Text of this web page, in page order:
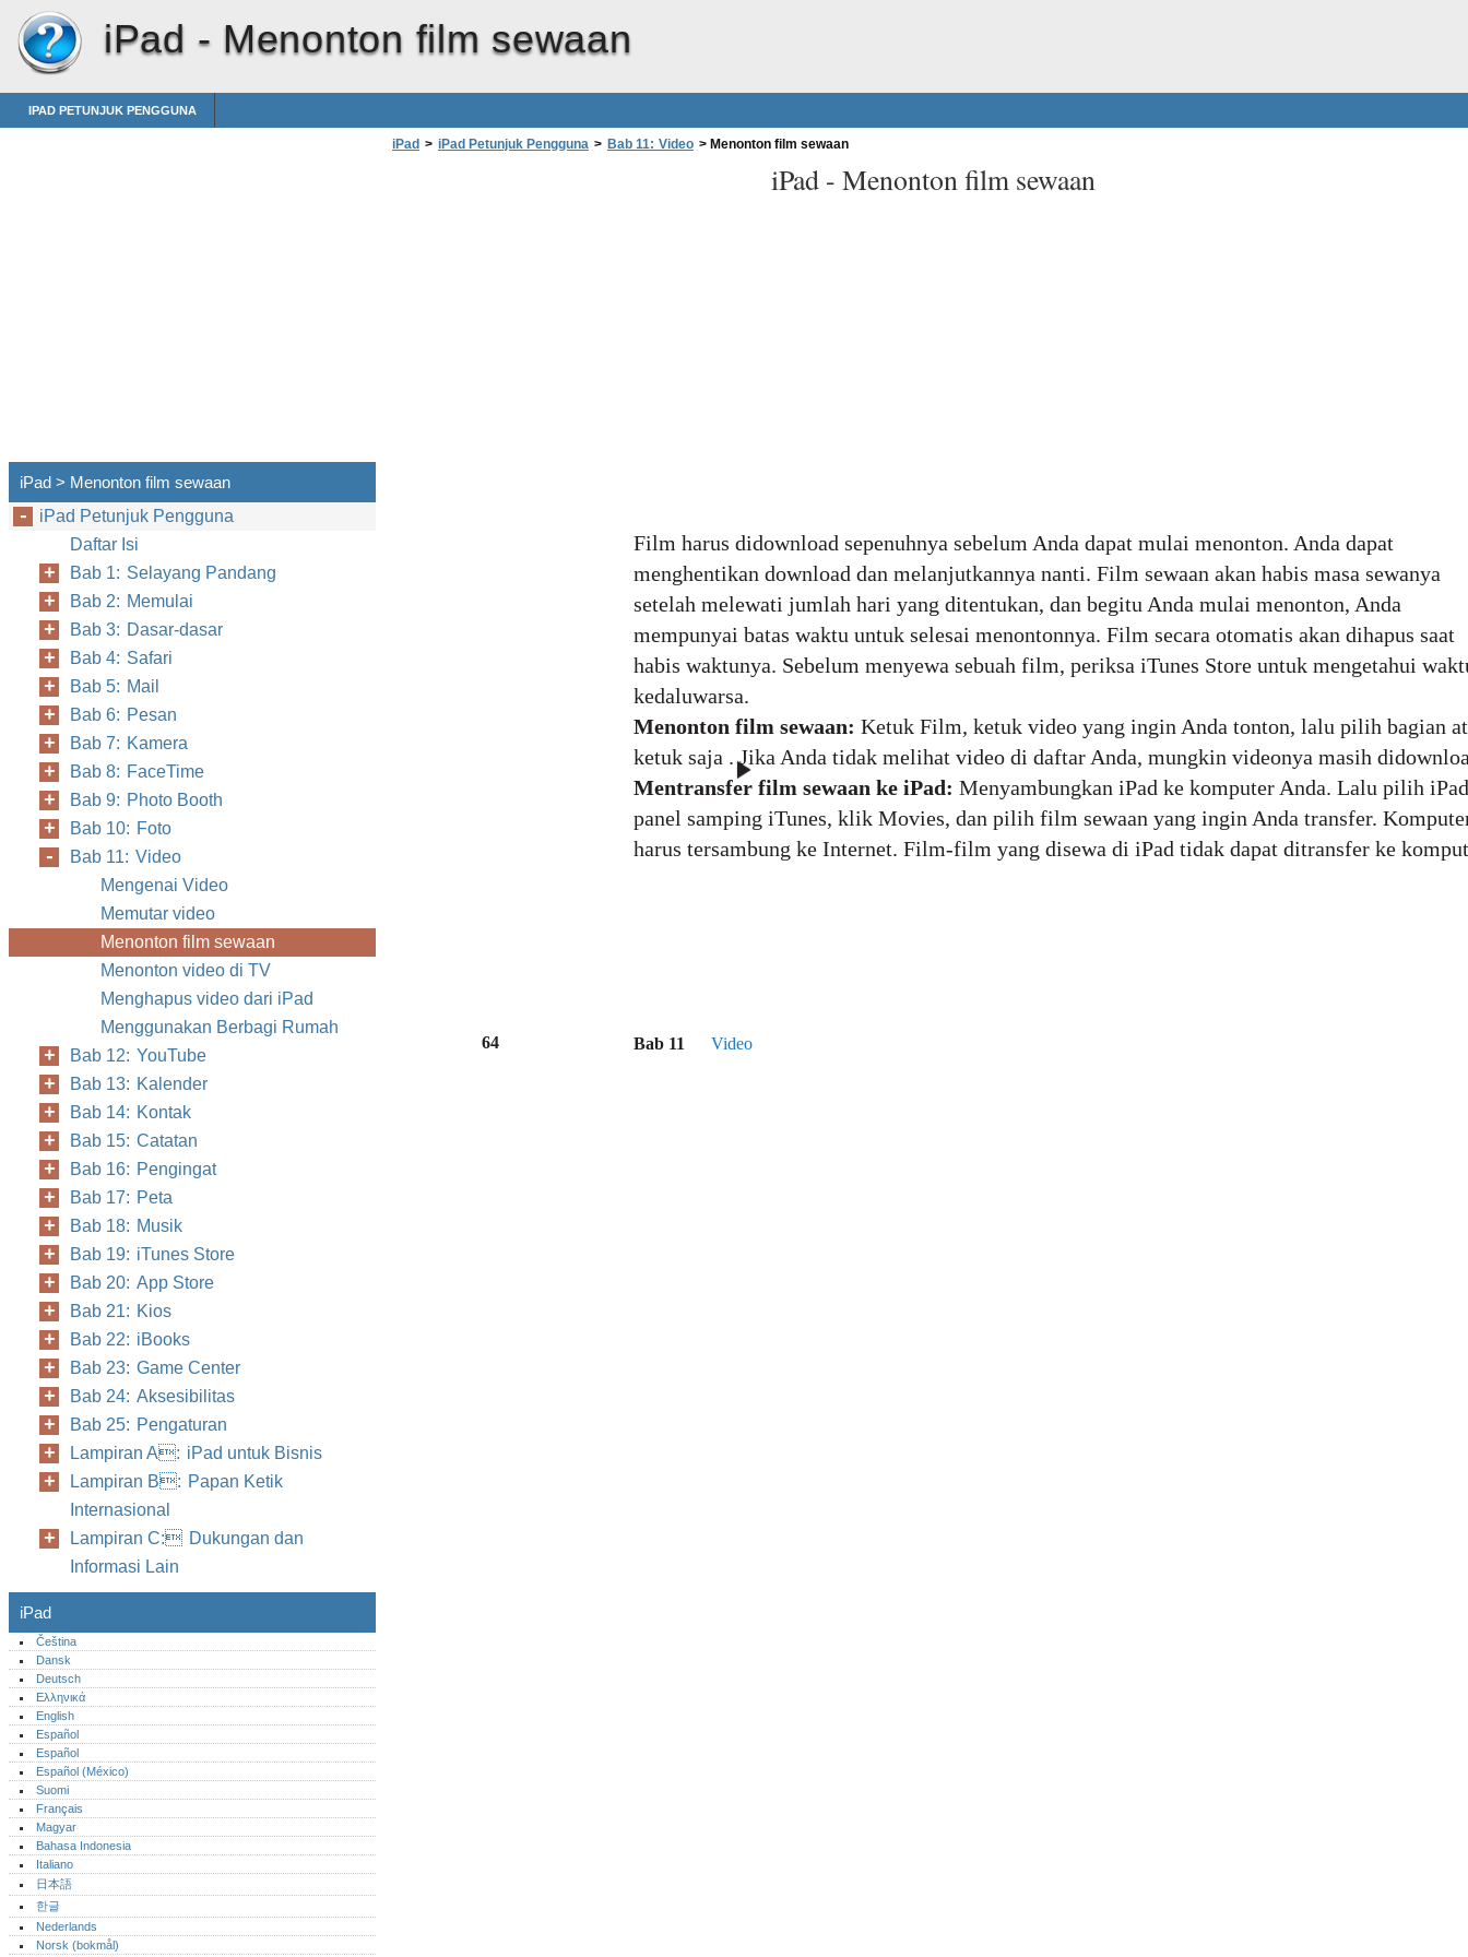
iPad - Menonton film sewaan
IPAD PETUNJUK PENGGUNA
iPad > iPad Petunjuk Pengguna > Bab 11: Video > Menonton film sewaan
iPad - Menonton film sewaan
Film harus didownload sepenuhnya sebelum Anda dapat mulai menonton. Anda dapat
menghentikan download dan melanjutkannya nanti. Film sewaan akan habis masa sewanya
setelah melewati jumlah hari yang ditentukan, dan begitu Anda mulai menonton, Anda
mempunyai batas waktu untuk selesai menontonnya. Film secara otomatis akan dihapus saat
habis waktunya. Sebelum menyewa sebuah film, periksa iTunes Store untuk mengetahui
kedaluwarsa.
Menonton film sewaan: Ketuk Film, ketuk video yang ingin Anda tonton, lalu pilih bagian
ketuk saja . Jika Anda tidak melihat video di daftar Anda, mungkin videonya masih
Mentransfer film sewaan ke iPad: Menyambungkan iPad ke komputer Anda. Lalu pilih
panel samping iTunes, klik Movies, dan pilih film sewaan yang ingin Anda transfer.
harus tersambung ke Internet. Film-film yang disewa di iPad tidak dapat ditransfer ke
64 Bab 11 Video
iPad > Menonton film sewaan
iPad Petunjuk Pengguna
Daftar Isi
Bab 1: Selayang Pandang
Bab 2: Memulai
Bab 3: Dasar-dasar
Bab 4: Safari
Bab 5: Mail
Bab 6: Pesan
Bab 7: Kamera
Bab 8: FaceTime
Bab 9: Photo Booth
Bab 10: Foto
Bab 11: Video
Mengenai Video
Memutar video
Menonton film sewaan
Menonton video di TV
Menghapus video dari iPad
Menggunakan Berbagi Rumah
Bab 12: YouTube
Bab 13: Kalender
Bab 14: Kontak
Bab 15: Catatan
Bab 16: Pengingat
Bab 17: Peta
Bab 18: Musik
Bab 19: iTunes Store
Bab 20: App Store
Bab 21: Kios
Bab 22: iBooks
Bab 23: Game Center
Bab 24: Aksesibilitas
Bab 25: Pengaturan
Lampiran A: iPad untuk Bisnis
Lampiran B: Papan Ketik
Internasional
Lampiran C: Dukungan dan
Informasi Lain
iPad
Čeština
Dansk
Deutsch
Ελληνικά
English
Español
Español
Español (México)‎
Suomi
Français
Magyar
Bahasa Indonesia
Italiano
日本語
한글
Nederlands
Norsk (bokmål)‎